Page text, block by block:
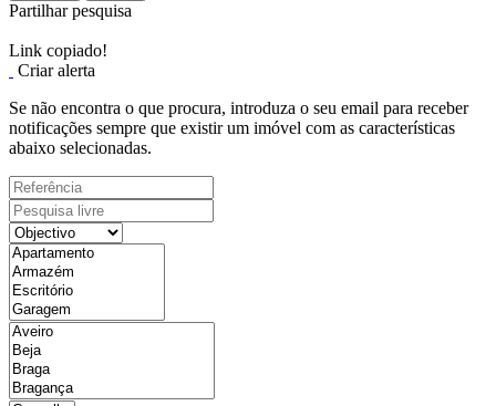
Partilhar pesquisa
Link copiado!
Criar alerta
Se não encontra o que procura, introduza o seu email para receber
notificações sempre que existir um imóvel com as características
abaixo selecionadas.